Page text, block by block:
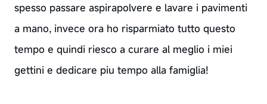
spesso passare aspirapolvere e lavare i pavimenti
a mano, invece ora ho risparmiato tutto questo
tempo e quindi riesco a curare al meglio i miei
gettini e dedicare piu tempo alla famiglia!